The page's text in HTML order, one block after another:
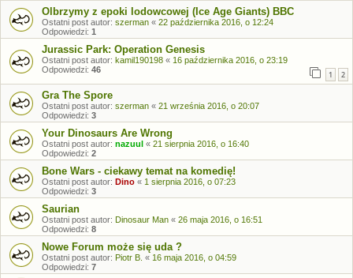
Olbrzymy z epoki lodowcowej (Ice Age Giants) BBC
Ostatni post autor: szerman « 22 października 2016, o 12:24
Odpowiedzi: 1
Jurassic Park: Operation Genesis
Ostatni post autor: kamil190198 « 16 października 2016, o 23:19
Odpowiedzi: 46 1 2
Gra The Spore
Ostatni post autor: szerman « 21 września 2016, o 20:07
Odpowiedzi: 3
Your Dinosaurs Are Wrong
Ostatni post autor: nazuul « 21 sierpnia 2016, o 16:40
Odpowiedzi: 2
Bone Wars - ciekawy temat na komedię!
Ostatni post autor: Dino « 1 sierpnia 2016, o 07:23
Odpowiedzi: 3
Saurian
Ostatni post autor: Dinosaur Man « 26 maja 2016, o 16:51
Odpowiedzi: 8
Nowe Forum może się uda ?
Ostatni post autor: Piotr B. « 16 maja 2016, o 04:59
Odpowiedzi: 7